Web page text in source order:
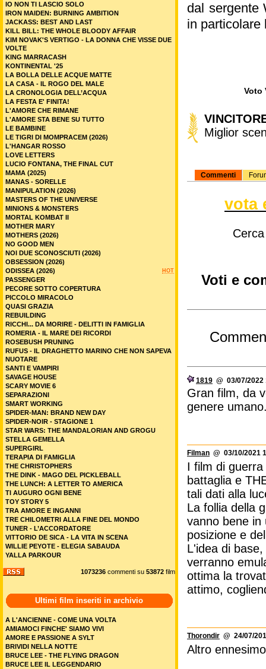
dal sergente
in particolare
Voto
Miglior
Commenti
vota
Voti e
1819 @ 03/07/2022
Gran film, da
genere
Filman @ 03/10/2021
I film di
battaglia e
tali dati alla
La follia della
vanno bene in
posizione e
L'idea di
verranno
ottima la
attimo,
Thorondir @ 24/07/
Altro
IO NON TI LASCIO SOLO
IRON MAIDEN: BURNING AMBITION
JACKASS: BEST AND LAST
KILL BILL: THE WHOLE BLOODY AFFAIR
KIM NOVAK'S VERTIGO - LA DONNA CHE VISSE DUE
VOLTE
KING MARRACASH
KONTINENTAL '25
LA BOLLA DELLE ACQUE MATTE
LA CASA - IL ROGO DEL MALE
LA CRONOLOGIA DELL’ACQUA
LA FESTA E' FINITA!
L'AMORE CHE RIMANE
L'AMORE STA BENE SU TUTTO
LE BAMBINE
LE TIGRI DI MOMPRACEM (2026)
L'HANGAR ROSSO
LOVE LETTERS
LUCIO FONTANA, THE FINAL CUT
MAMA (2025)
MANAS - SORELLE
MANIPULATION (2026)
MASTERS OF THE UNIVERSE
MINIONS & MONSTERS
MORTAL KOMBAT II
MOTHER MARY
MOTHERS (2026)
NO GOOD MEN
NOI DUE SCONOSCIUTI (2026)
OBSESSION (2026)
HOT
ODISSEA (2026)
PASSENGER
PECORE SOTTO COPERTURA
PICCOLO MIRACOLO
QUASI GRAZIA
REBUILDING
RICCHI... DA MORIRE - DELITTI IN FAMIGLIA
ROMERIA - IL MARE DEI RICORDI
ROSEBUSH PRUNING
RUFUS - IL DRAGHETTO MARINO CHE NON SAPEVA
NUOTARE
SANTI E VAMPIRI
SAVAGE HOUSE
SCARY MOVIE 6
SEPARAZIONI
SMART WORKING
SPIDER-MAN: BRAND NEW DAY
SPIDER-NOIR - STAGIONE 1
STAR WARS: THE MANDALORIAN AND GROGU
STELLA GEMELLA
SUPERGIRL
TERAPIA DI FAMIGLIA
THE CHRISTOPHERS
THE DINK - MAGO DEL PICKLEBALL
THE LUNCH: A LETTER TO AMERICA
TI AUGURO OGNI BENE
TOY STORY 5
TRA AMORE E INGANNI
TRE CHILOMETRI ALLA FINE DEL MONDO
TUNER - L’ACCORDATORE
VITTORIO DE SICA - LA VITA IN SCENA
WILLIE PEYOTE - ELEGIA SABAUDA
YALLA PARKOUR
1073236 commenti su 53872 film
Ultimi film inseriti in archivio
A L'ANCIENNE - COME UNA VOLTA
AMIAMOCI FINCHE' SIAMO VIVI
AMORE E PASSIONE A SYLT
BRIVIDI NELLA NOTTE
BRUCE LEE - THE FLYING DRAGON
BRUCE LEE IL LEGGENDARIO